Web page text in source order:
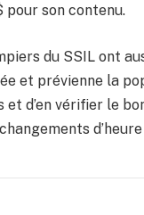
son contenu.
du SSIL ont
et prévienne la
et d’en vérifier le